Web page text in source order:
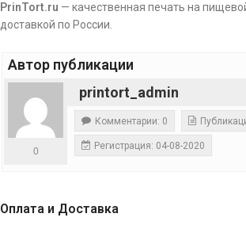
PrinTort.ru — качественная печать на
доставкой по России.
Автор публикации
printort_admin
0
Комментарии: 0
Регистрация: 04-08-2020
Оплата и Доставка